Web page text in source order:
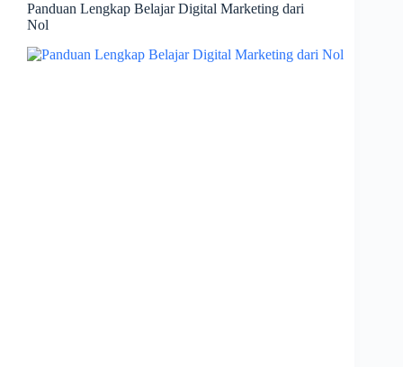
Panduan Lengkap Belajar Digital Marketing dari
Nol